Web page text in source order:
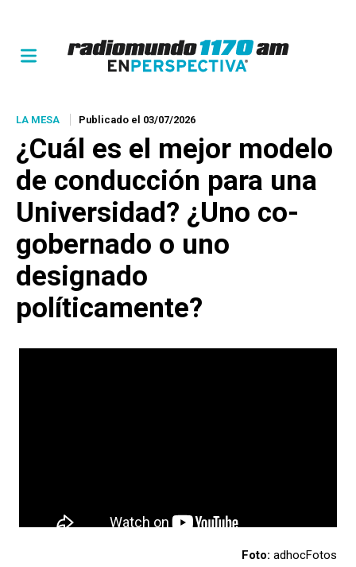
LA MESA Publicado el 03/07/2026
¿Cuál es el mejor modelo
de conducción para una
Universidad? ¿Uno co-
gobernado o uno
designado
políticamente?
Foto: adhocFotos